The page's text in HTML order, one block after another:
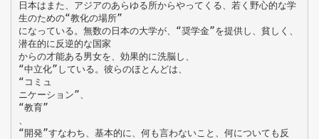
日本はまた、アジアのあらゆる所からやってくる、若く野心的な学
生のための“教化の場所”
になっている。無数の日本の大学が、“奨学金”を提供し、貧しく、
潜在的に反逆的な国家
からの才能ある男女を、効果的に洗脳し、
“中立化”している。彼らのほとんどは、
“コミュ
ニケーション”、
“教育”
“開発”すなわち、基本的に、何も言わないこと、何についても反